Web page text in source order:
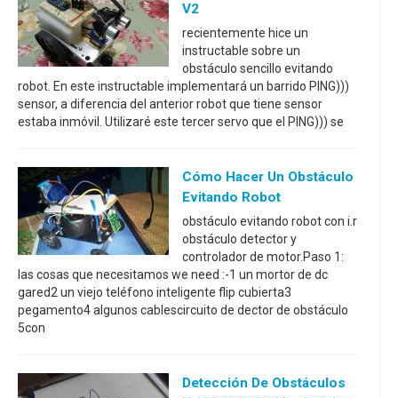
V2
recientemente hice un
instructable sobre un
obstáculo sencillo evitando
robot. En este instructable implementará un barrido PING)))
sensor, a diferencia del anterior robot que tiene sensor
estaba inmóvil. Utilizaré este tercer servo que el PING))) se
Cómo Hacer Un Obstáculo
Evitando Robot
obstáculo evitando robot con i.r
obstáculo detector y
controlador de motor.Paso 1:
las cosas que necesitamos we need :-1 un mortor de dc
gared2 un viejo teléfono inteligente flip cubierta3
pegamento4 algunos cablescircuito de dector de obstáculo
5con
Detección De Obstáculos